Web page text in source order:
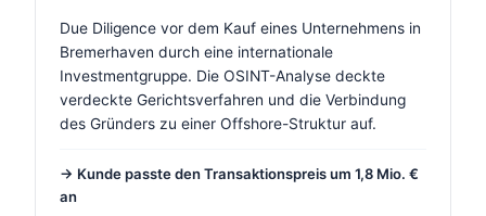
Due Diligence vor dem Kauf eines Unternehmens in
Bremerhaven durch eine internationale
Investmentgruppe. Die OSINT-Analyse deckte
verdeckte Gerichtsverfahren und die Verbindung
des Gründers zu einer Offshore-Struktur auf.
→ Kunde passte den Transaktionspreis um 1,8 Mio. €
an